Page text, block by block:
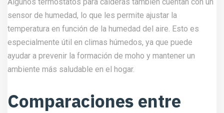
sensor de humedad, lo que les permite ajustar la
temperatura en función de la humedad del aire. Esto es
especialmente útil en climas húmedos, ya que puede
ayudar a prevenir la formación de moho y mantener un
ambiente más saludable en el hogar.
Comparaciones entre